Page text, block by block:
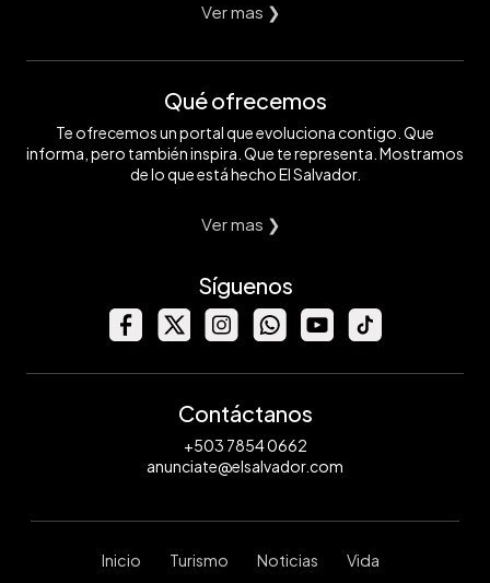
Ver mas ❯
Qué ofrecemos
Te ofrecemos un portal que evoluciona contigo. Que
informa, pero también inspira. Que te representa. Mostramos
de lo que está hecho El Salvador.
Ver mas ❯
Síguenos
Contáctanos
+503 7854 0662
anunciate@elsalvador.com
Inicio Turismo Noticias Vida